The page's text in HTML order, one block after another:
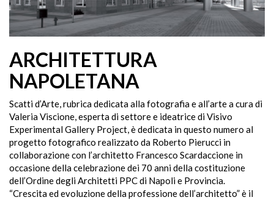
ARCHITETTURA
NAPOLETANA
Scatti d’Arte, rubrica dedicata alla fotografia e all’arte a cura di
Valeria Viscione, esperta di settore e ideatrice di Visivo
Experimental Gallery Project, è dedicata in questo numero al
progetto fotografico realizzato da Roberto Pierucci in
collaborazione con l’architetto Francesco Scardaccione in
occasione della celebrazione dei 70 anni della costituzione
dell’Ordine degli Architetti PPC di Napoli e Provincia.
“Crescita ed evoluzione della professione dell’architetto” è il